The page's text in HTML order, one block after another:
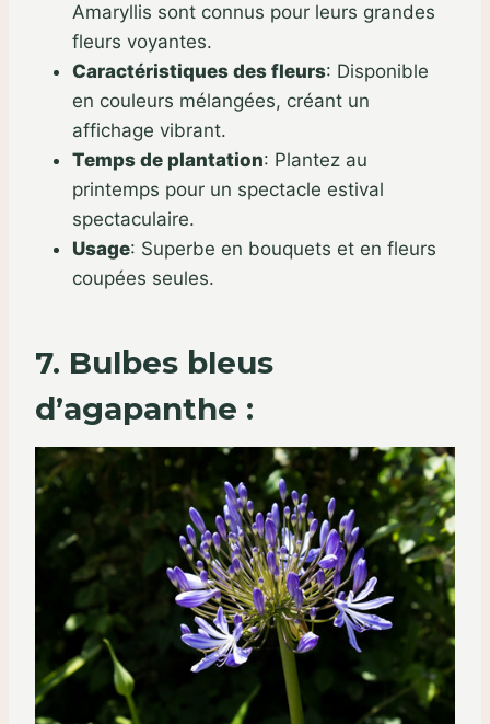
Amaryllis sont connus pour leurs grandes
fleurs voyantes.
Caractéristiques des fleurs: Disponible
en couleurs mélangées, créant un
affichage vibrant.
Temps de plantation: Plantez au
printemps pour un spectacle estival
spectaculaire.
Usage: Superbe en bouquets et en fleurs
coupées seules.
7. Bulbes bleus
d’agapanthe :